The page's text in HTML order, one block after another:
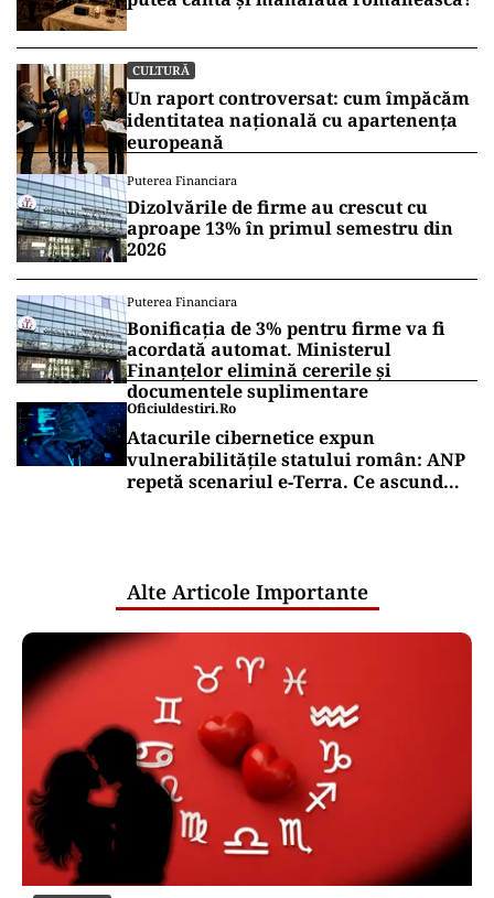
CULTURĂ
Un raport controversat: cum împăcăm
identitatea națională cu apartenența
europeană
Puterea Financiara
Dizolvările de firme au crescut cu
aproape 13% în primul semestru din
2026
Puterea Financiara
Bonificația de 3% pentru firme va fi
acordată automat. Ministerul
Finanțelor elimină cererile și
documentele suplimentare
Oficiuldestiri.ro
Atacurile cibernetice expun
vulnerabilitățile statului român: ANP
repetă scenariul e‑Terra. Ce ascund
Alte Articole Importante